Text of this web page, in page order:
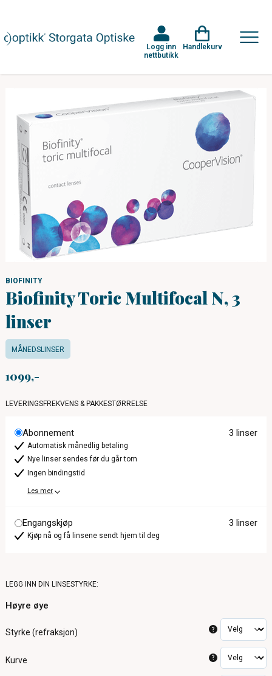
Logg inn
nettbutikk
Handlekurv
BIOFINITY
Biofinity Toric Multifocal N, 3
linser
MÅNEDSLINSER
1099
LEVERINGSFREKVENS & PAKKESTØRRELSE
Abonnement 3 linser
Automatisk månedlig betaling
Nye linser sendes før du går tom
Ingen bindingstid
Les mer
Engangskjøp 3 linser
Kjøp nå og få linsene sendt hjem til deg
LEGG INN DIN LINSESTYRKE:
Høyre øye
Styrke (refraksjon) ?
Kurve ?